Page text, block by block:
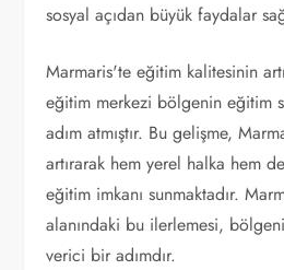
sosyal açıdan büyük faydalar
Marmaris'te eğitim kalitesinin
eğitim merkezi bölgenin eğitim
adım atmıştır. Bu gelişme,
artırarak hem yerel halka hem
eğitim imkanı sunmaktadır.
alanındaki bu ilerlemesi,
verici bir adımdır.